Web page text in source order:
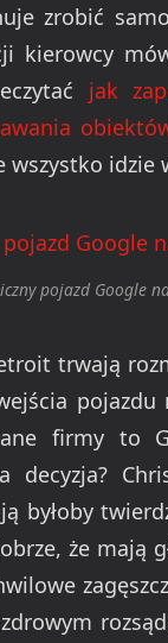
zrobić
kierowcy
jak
wszystko idzie
pojazd Google
trwają
firmy to
decyzja?
byłoby
że